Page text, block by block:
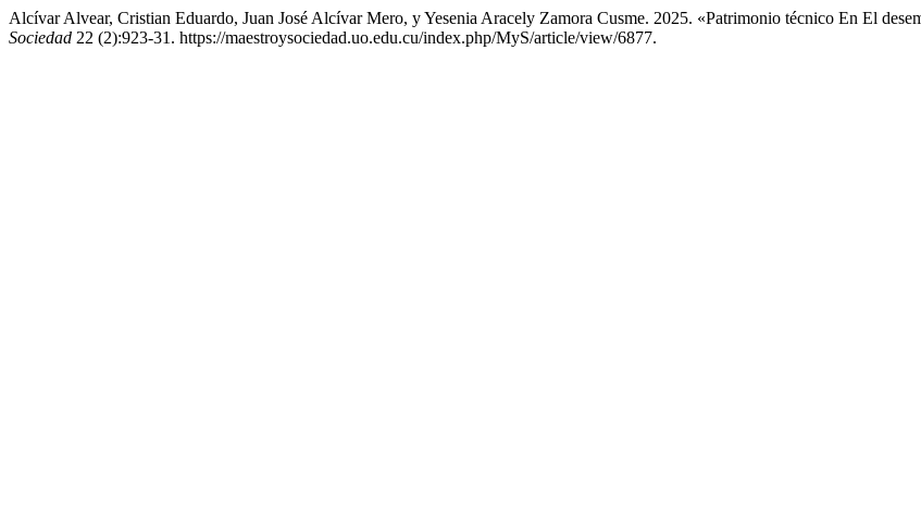
Alcívar Alvear, Cristian Eduardo, Juan José Alcívar Mero, y Yesenia Aracely Zamora Cusme. 2025. «Patrimonio técnico En El
Sociedad 22 (2):923-31. https://maestroysociedad.uo.edu.cu/index.php/MyS/article/view/6877.